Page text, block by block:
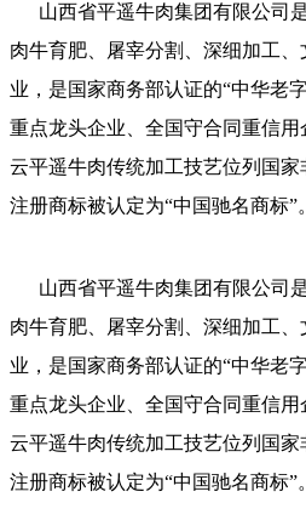
山西省平遥牛肉集团有限公司是
肉牛育肥、屠宰分割、深细加工
业，是国家商务部认证的“中华老
重点龙头企业、全国守合同重信
云平遥牛肉传统加工技艺位列国
注册商标被认定为“中国驰名商标”。
山西省平遥牛肉集团有限公司是
肉牛育肥、屠宰分割、深细加工
业，是国家商务部认证的“中华老
重点龙头企业、全国守合同重信
云平遥牛肉传统加工技艺位列国
注册商标被认定为“中国驰名商标”。